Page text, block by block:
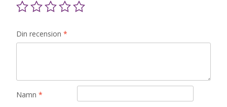
Din recension *
Namn *